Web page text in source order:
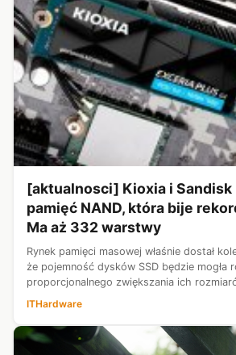
[aktualnosci] Kioxia i Sandisk
pamięć NAND, która bije
Ma aż 332 warstwy
Rynek pamięci masowej właśnie dostał
że pojemność dysków SSD będzie mogła
proporcjonalnego zwiększania ich
zaprezentowały nową generację pamięci
ITHardware